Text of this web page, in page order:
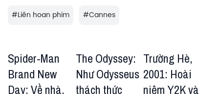
#Liên hoan phim #Cannes
Spider-Man
Brand New
Day: Về nhà,
The Odyssey:
Như Odysseus
thách thức
Trường Hè,
2001: Hoài
niệm Y2K và